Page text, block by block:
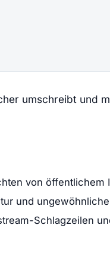
umschreibt und
von öffentlichem
und
Schlagzeilen